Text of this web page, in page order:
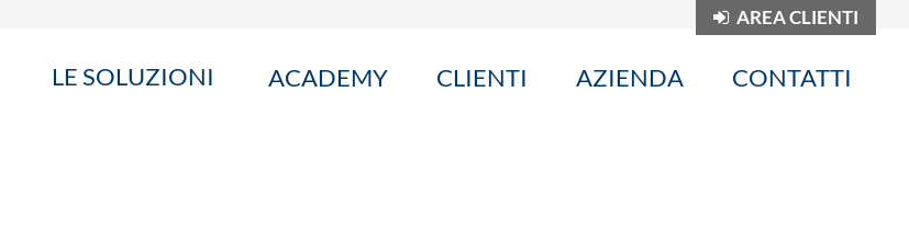
AREA CLIENTI
LE SOLUZIONI ACADEMY CLIENTI AZIENDA CONTATTI